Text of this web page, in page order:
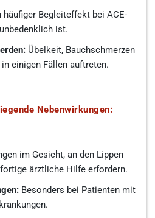
häufiger Begleiteffekt bei ACE-
ist.
Übelkeit, Bauchschmerzen
einigen Fällen auftreten.
Nebenwirkungen:
im Gesicht, an den Lippen
ärztliche Hilfe erfordern.
Besonders bei Patienten mit